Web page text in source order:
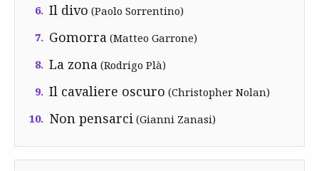
6. Il divo (Paolo Sorrentino)
7. Gomorra (Matteo Garrone)
8. La zona (Rodrigo Plà)
9. Il cavaliere oscuro (Christopher Nolan)
10. Non pensarci (Gianni Zanasi)